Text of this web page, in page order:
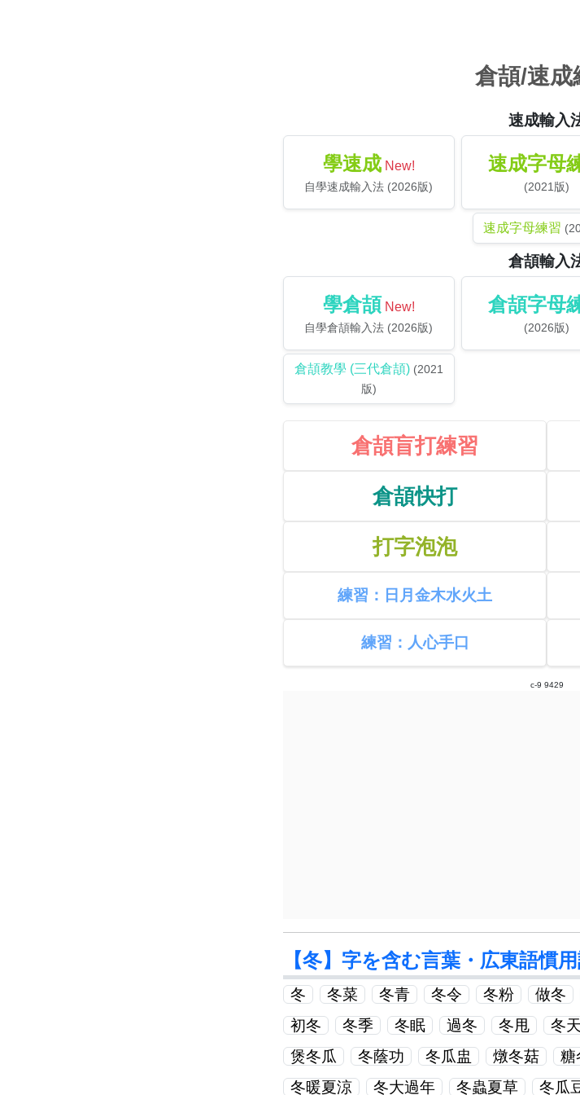
倉頡/速成
速成輸入
學速成 New!
自學速成輸入法 (2026版)
速成字母
(2021版)
速成字母練習
倉頡輸入
學倉頡 New!
自學倉頡輸入法 (2026版)
倉頡教學 (三代倉頡) (2021
版)
倉頡字母
(2026版)
倉頡盲打練習
倉頡快打
打字泡泡
練習：日月金木水火土
練習：人心手口
c-9 9429
【冬】字を含む言葉・広東語慣
冬 冬菜 冬青 冬令 冬粉 做冬
初冬
冬季 冬眠 過冬 冬甩 冬天
煲冬瓜
冬蔭功 冬瓜盅 燉冬菇 糖
冬暖夏涼
冬大過年 冬蟲夏草 冬瓜